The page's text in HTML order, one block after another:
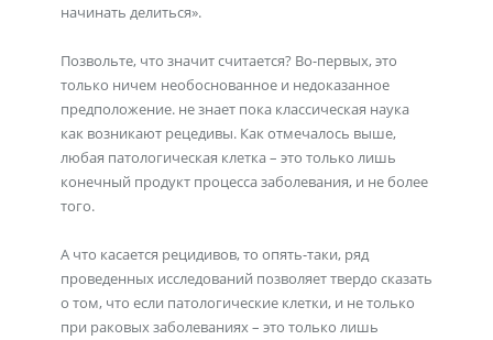
начинать делиться».
Позвольте, что значит считается? Во-первых, это
только ничем необоснованное и недоказанное
предположение. не знает пока классическая наука
как возникают рецедивы. Как отмечалось выше,
любая патологическая клетка – это только лишь
конечный продукт процесса заболевания, и не более
того.
А что касается рецидивов, то опять-таки, ряд
проведенных исследований позволяет твердо сказать
о том, что если патологические клетки, и не только
при раковых заболеваниях – это только лишь